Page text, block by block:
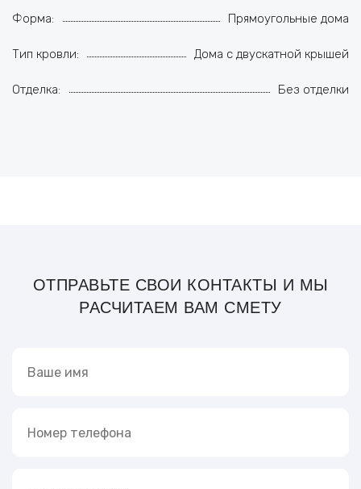
Форма: Прямоугольные дома
Тип кровли: Дома с двускатной крышей
Отделка: Без отделки
ОТПРАВЬТЕ СВОИ КОНТАКТЫ И МЫ
РАСЧИТАЕМ ВАМ СМЕТУ